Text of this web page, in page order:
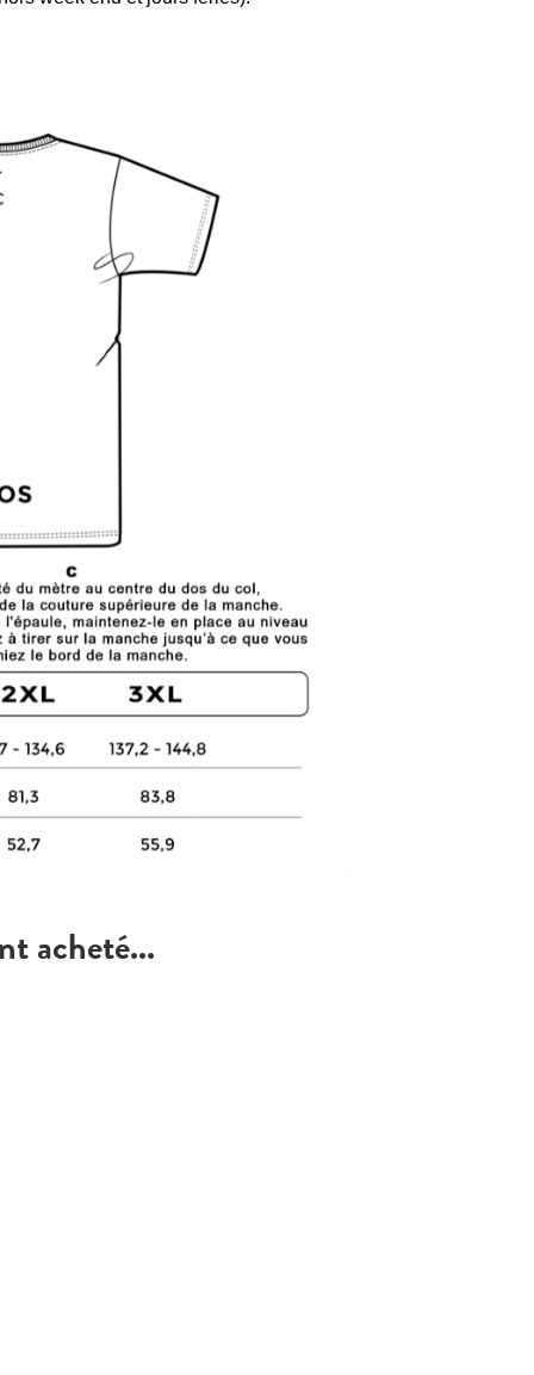
acheté...